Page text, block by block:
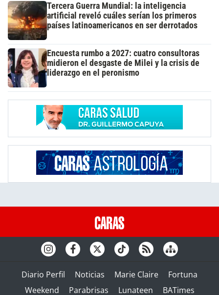
Tercera Guerra Mundial: la inteligencia
artificial reveló cuáles serían los primeros
países latinoamericanos en ser derrotados
Encuesta rumbo a 2027: cuatro consultoras
midieron el desgaste de Milei y la crisis de
liderazgo en el peronismo
Diario Perfil Noticias Marie Claire
Fortuna
Weekend
Parabrisas Lunateen BATimes